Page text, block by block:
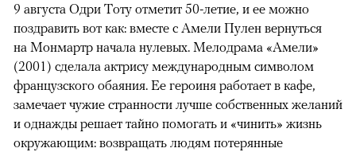
9 августа Одри Тоту отметит 50-летие, и ее можно
поздравить вот как: вместе с Амели Пулен вернуться
на Монмартр начала нулевых. Мелодрама «Амели»
(2001) сделала актрису международным символом
французского обаяния. Ее героиня работает в кафе,
замечает чужие странности лучше собственных желаний
и однажды решает тайно помогать и «чинить» жизнь
окружающим: возвращать людям потерянные